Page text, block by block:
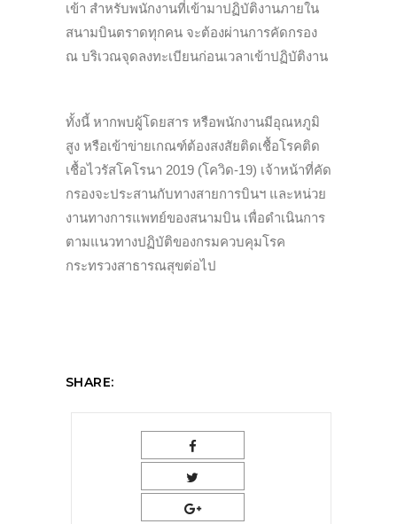
เข้า สำหรับพนักงานที่เข้ามาปฏิบัติงานภายใน
สนามบินตราดทุกคน จะต้องผ่านการคัดกรอง
ณ บริเวณจุดลงทะเบียนก่อนเวลาเข้าปฏิบัติงาน
ทั้งนี้ หากพบผู้โดยสาร หรือพนักงานมีอุณหภูมิ
สูง หรือเข้าข่ายเกณฑ์ต้องสงสัยติดเชื้อโรคติด
เชื้อไวรัสโคโรนา 2019 (โควิด-19) เจ้าหน้าที่คัด
กรองจะประสานกับทางสายการบินฯ และหน่วย
งานทางการแพทย์ของสนามบิน เพื่อดำเนินการ
ตามแนวทางปฏิบัติของกรมควบคุมโรค
กระทรวงสาธารณสุขต่อไป
SHARE: